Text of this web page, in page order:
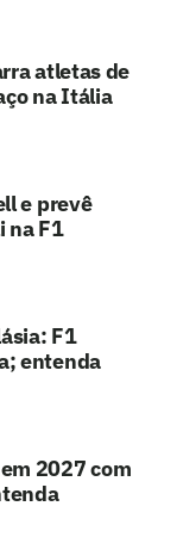
atletas de
na Itália
e prevê
na F1
F1
entenda
2027 com